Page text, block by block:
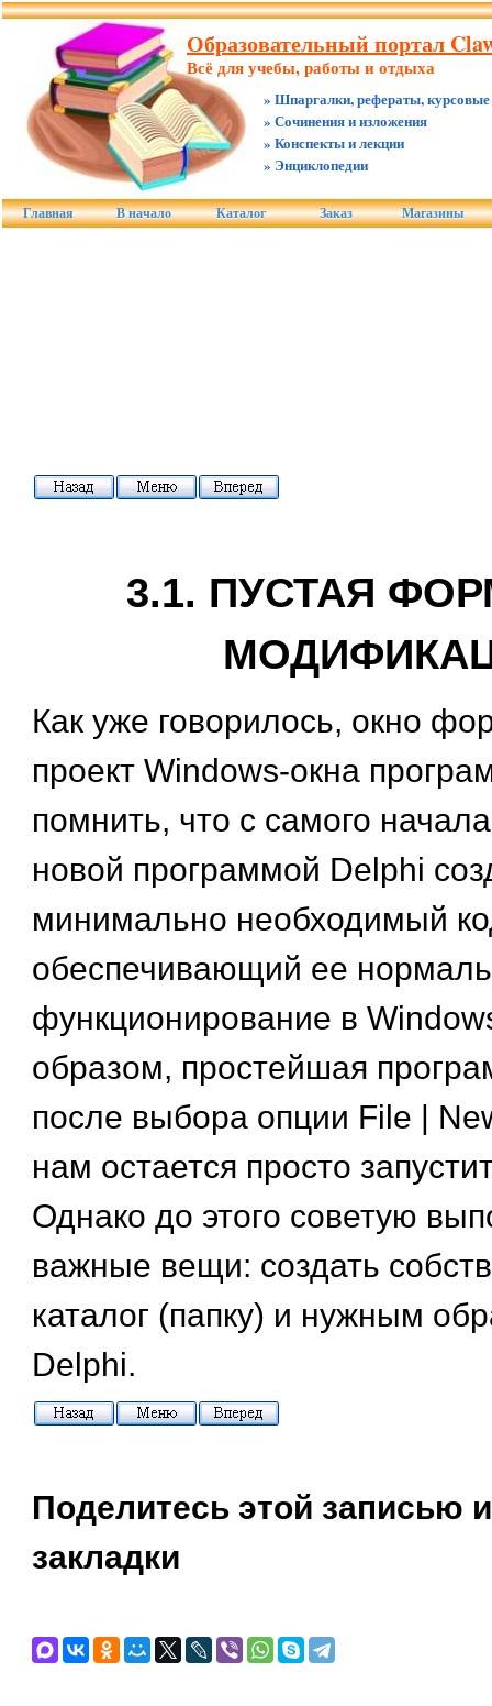
Образовательный портал
Всё для учебы, работы и отдыха
» Шпаргалки, рефераты, курсовые
» Сочинения и изложения
» Конспекты и лекции
» Энциклопедии
Главная В начало Каталог Заказ Магазины
3.1. ПУСТАЯ
Как уже говорилось, окно
проект Windows-окна
помнить, что с самого
новой программой Delphi
минимально необходимый
обеспечивающий ее
функционирование в
образом, простейшая
после выбора опции File |
нам остается просто
Однако до этого советую
важные вещи: создать
каталог (папку) и нужным
Delphi.
Поделитесь этой записью
закладки